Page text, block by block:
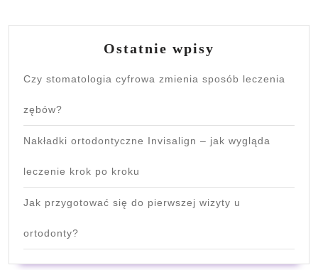
Ostatnie wpisy
Czy stomatologia cyfrowa zmienia sposób leczenia
zębów?
Nakładki ortodontyczne Invisalign – jak wygląda
leczenie krok po kroku
Jak przygotować się do pierwszej wizyty u
ortodonty?